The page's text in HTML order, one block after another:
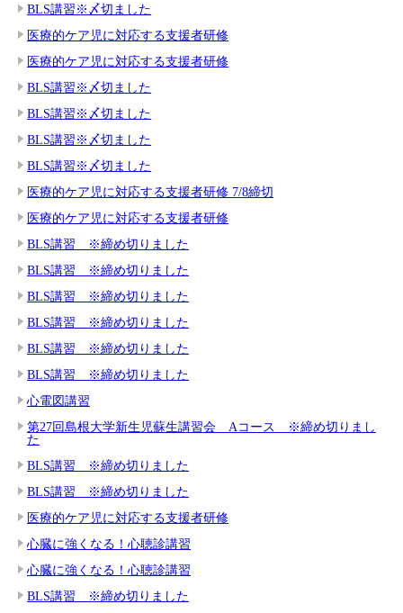
BLS講習※〆切ました
医療的ケア児に対応する支援者研修
医療的ケア児に対応する支援者研修
BLS講習※〆切ました
BLS講習※〆切ました
BLS講習※〆切ました
BLS講習※〆切ました
医療的ケア児に対応する支援者研修 7/8締切
医療的ケア児に対応する支援者研修
BLS講習 ※締め切りました
BLS講習 ※締め切りました
BLS講習 ※締め切りました
BLS講習 ※締め切りました
BLS講習 ※締め切りました
BLS講習 ※締め切りました
心電図講習
第27回島根大学新生児蘇生講習会 Aコース ※締め切りまし
た
BLS講習 ※締め切りました
BLS講習 ※締め切りました
医療的ケア児に対応する支援者研修
心臓に強くなる！心聴診講習
心臓に強くなる！心聴診講習
BLS講習 ※締め切りました